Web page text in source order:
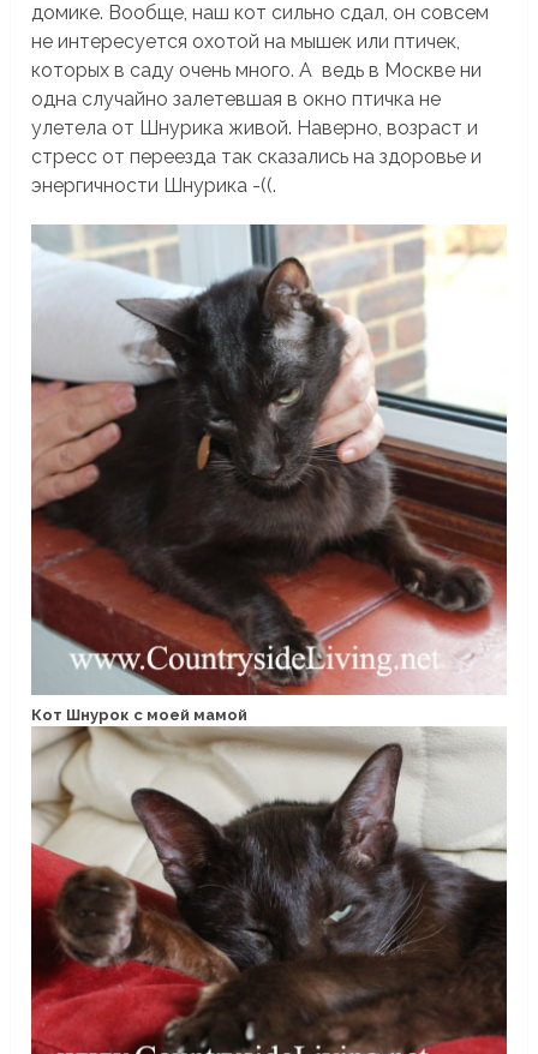
домике. Вообще, наш кот сильно сдал, он совсем
не интересуется охотой на мышек или птичек,
которых в саду очень много. А ведь в Москве ни
одна случайно залетевшая в окно птичка не
улетела от Шнурика живой. Наверно, возраст и
стресс от переезда так сказались на здоровье и
энергичности Шнурика -((.
Кот Шнурок с моей мамой